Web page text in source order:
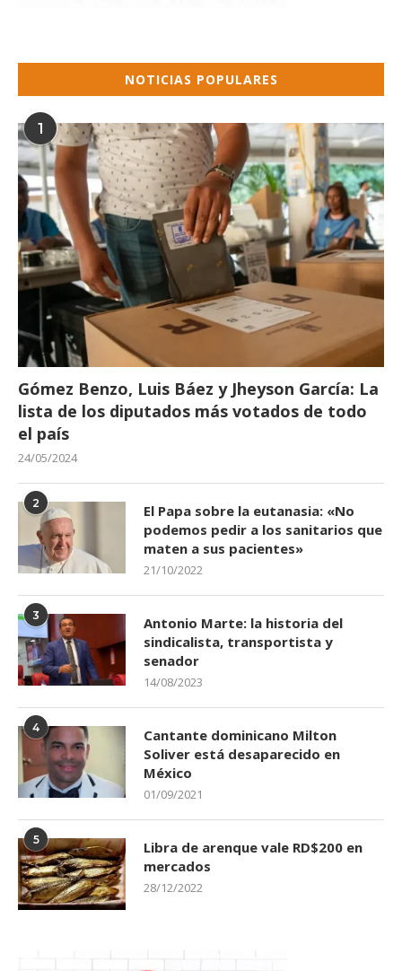
NOTICIAS POPULARES
1
Gómez Benzo, Luis Báez y Jheyson García: La
lista de los diputados más votados de todo
el país
24/05/2024
2
El Papa sobre la eutanasia: «No
podemos pedir a los sanitarios que
maten a sus pacientes»
21/10/2022
3
Antonio Marte: la historia del
sindicalista, transportista y
senador
14/08/2023
4
Cantante dominicano Milton
Soliver está desaparecido en
México
01/09/2021
5
Libra de arenque vale RD$200 en
mercados
28/12/2022